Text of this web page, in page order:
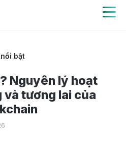
bật
Nguyên lý hoạt
tương lai của